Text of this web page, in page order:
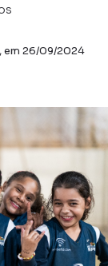
em 26/09/2024